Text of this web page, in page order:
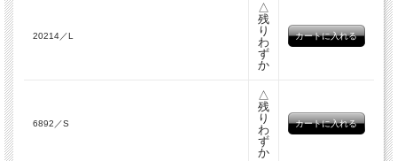
20214／L
△
残
り
わ
ず
か
6892／S
△
残
り
わ
ず
か